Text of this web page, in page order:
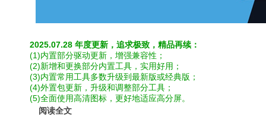
2025.07.28 年度更新，追求极致，精品再续：
(1)内置部分驱动更新，增强兼容性；
(2)新增和更换部分内置工具，实用好用；
(3)内置常用工具多数升级到最新版或经典版；
(4)外置包更新，升级和调整部分工具；
(5)全面使用高清图标，更好地适应高分屏。
阅读全文